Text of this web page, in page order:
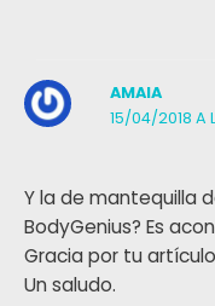
AMAIA
15/04/2018 A
Y la de mantequilla
BodyGenius? Es
Gracia por tu
Un saludo.